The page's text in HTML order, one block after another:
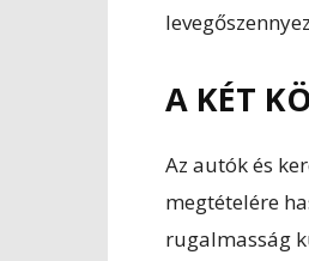
A KÉT
Az autók és
megtételére
rugalmasság